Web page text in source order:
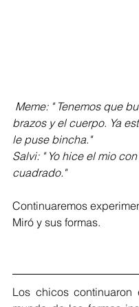
brazos y el cuerpo. Ya
le puse bincha."
Salvi: " Yo hice el mio
cuadrado."
Continuaremos
Miró y sus formas.
Los chicos continuaron